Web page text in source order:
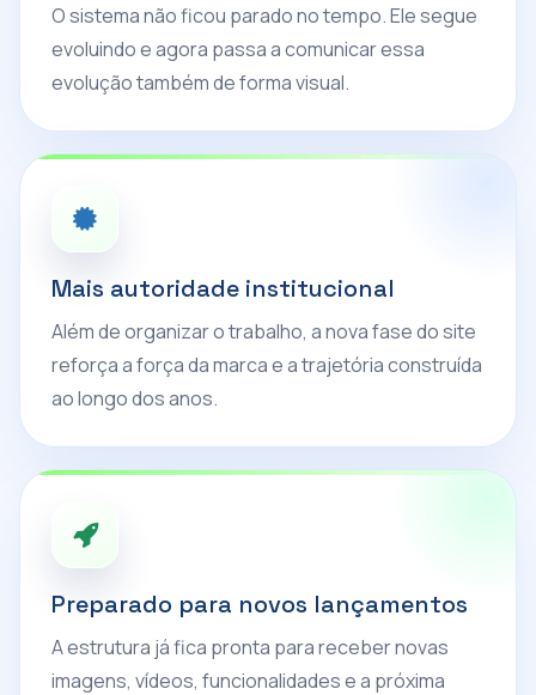
O sistema não ficou parado no tempo. Ele segue
evoluindo e agora passa a comunicar essa
evolução também de forma visual.
Mais autoridade institucional
Além de organizar o trabalho, a nova fase do site
reforça a força da marca e a trajetória construída
ao longo dos anos.
Preparado para novos lançamentos
A estrutura já fica pronta para receber novas
imagens, vídeos, funcionalidades e a próxima